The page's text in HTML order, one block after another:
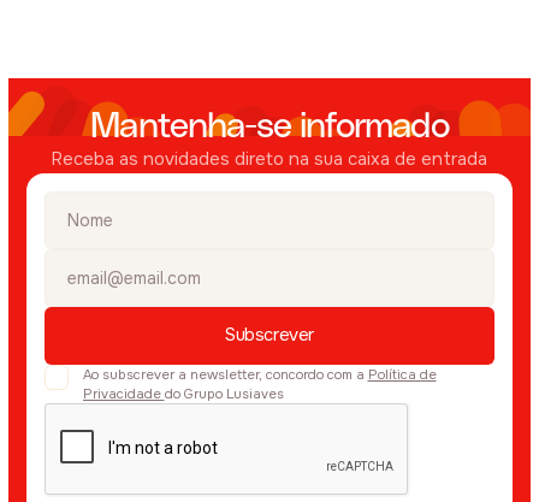
Mantenha-se informado
Receba as novidades direto na sua caixa de entrada
Ao subscrever a newsletter, concordo com a Política de
Privacidade do Grupo Lusiaves